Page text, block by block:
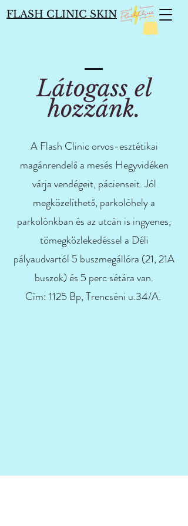
FLASH CLINIC SKIN
Látogass el
hozzánk.
A Flash Clinic orvos-esztétikai
magánrendelő a mesés Hegyvidéken
várja vendégeit, pácienseit. Jól
megközelíthető, parkolóhely a
parkolónkban és az utcán is ingyenes,
tömegközlekedéssel a Déli
pályaudvartól 5 buszmegállóra (21, 21A
buszok) és 5 perc sétára van.
Cím: 1125 Bp, Trencséni u.34/A.